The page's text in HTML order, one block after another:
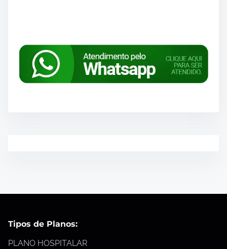
Tipos de Planos:
PLANO HOSPITALAR